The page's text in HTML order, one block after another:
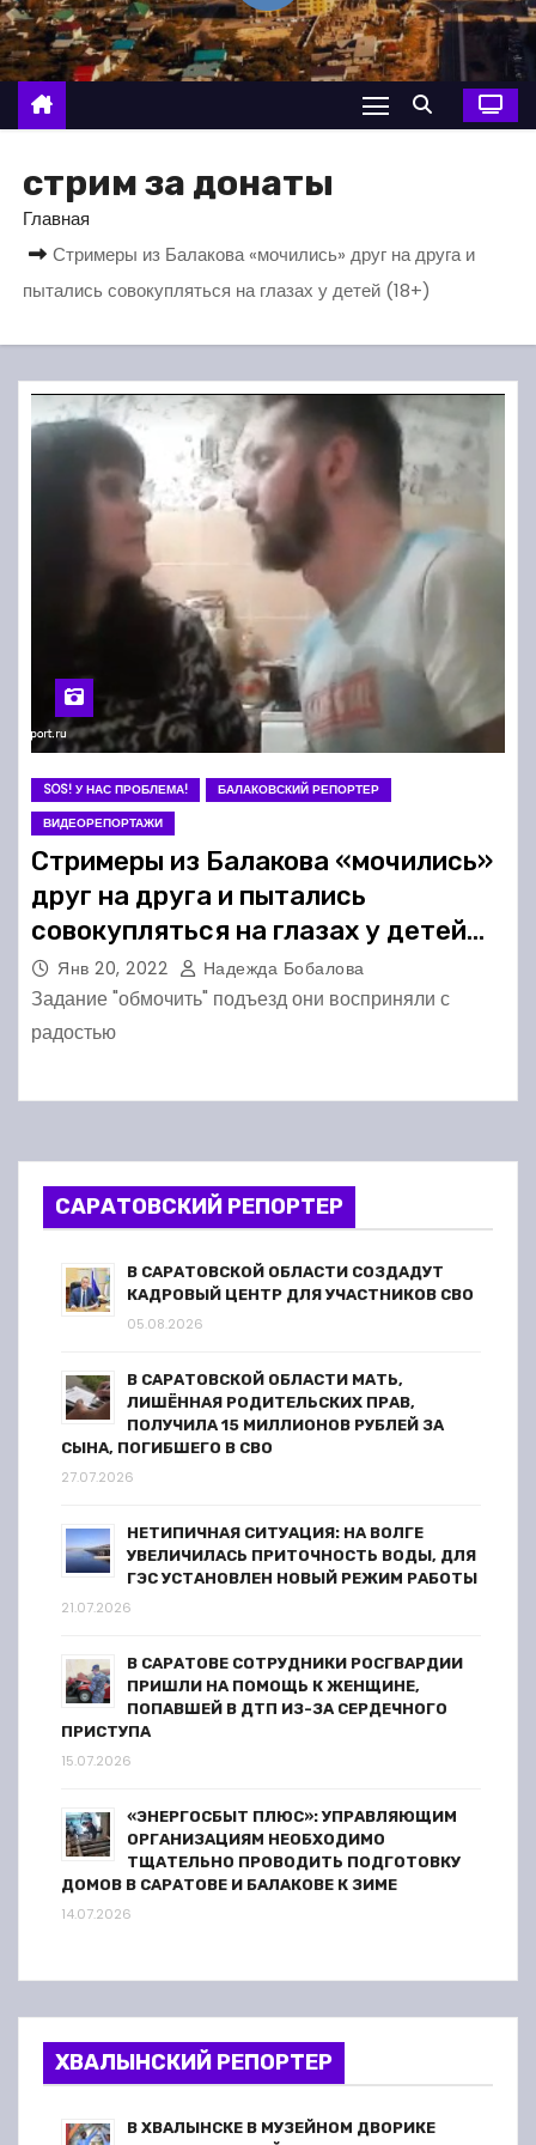
о
м
у
стрим за донаты
Главная
Стримеры из Балакова «мочились» друг на друга и
пытались совокупляться на глазах у детей (18+)
SOS! У НАС ПРОБЛЕМА!
БАЛАКОВСКИЙ РЕПОРТЕР
ВИДЕОРЕПОРТАЖИ
Стримеры из Балакова «мочились»
друг на друга и пытались
совокупляться на глазах у детей
(18+)
Янв 20, 2022 Надежда Бобалова
Задание "обмочить" подъезд они восприняли с
радостью
САРАТОВСКИЙ РЕПОРТЕР
В САРАТОВСКОЙ ОБЛАСТИ СОЗДАДУТ
КАДРОВЫЙ ЦЕНТР ДЛЯ УЧАСТНИКОВ СВО
05.08.2026
В САРАТОВСКОЙ ОБЛАСТИ МАТЬ,
ЛИШЁННАЯ РОДИТЕЛЬСКИХ ПРАВ,
ПОЛУЧИЛА 15 МИЛЛИОНОВ РУБЛЕЙ ЗА
СЫНА, ПОГИБШЕГО В СВО
27.07.2026
НЕТИПИЧНАЯ СИТУАЦИЯ: НА ВОЛГЕ
УВЕЛИЧИЛАСЬ ПРИТОЧНОСТЬ ВОДЫ, ДЛЯ
ГЭС УСТАНОВЛЕН НОВЫЙ РЕЖИМ РАБОТЫ
21.07.2026
В САРАТОВЕ СОТРУДНИКИ РОСГВАРДИИ
ПРИШЛИ НА ПОМОЩЬ К ЖЕНЩИНЕ,
ПОПАВШЕЙ В ДТП ИЗ-ЗА СЕРДЕЧНОГО
ПРИСТУПА
15.07.2026
«ЭНЕРГОСБЫТ ПЛЮС»: УПРАВЛЯЮЩИМ
ОРГАНИЗАЦИЯМ НЕОБХОДИМО
ТЩАТЕЛЬНО ПРОВОДИТЬ ПОДГОТОВКУ
ДОМОВ В САРАТОВЕ И БАЛАКОВЕ К ЗИМЕ
14.07.2026
ХВАЛЫНСКИЙ РЕПОРТЕР
В ХВАЛЫНСКЕ В МУЗЕЙНОМ ДВОРИКЕ